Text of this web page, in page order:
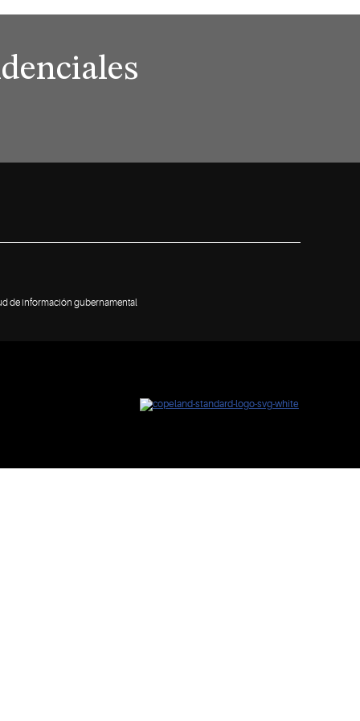
de información gubernamental